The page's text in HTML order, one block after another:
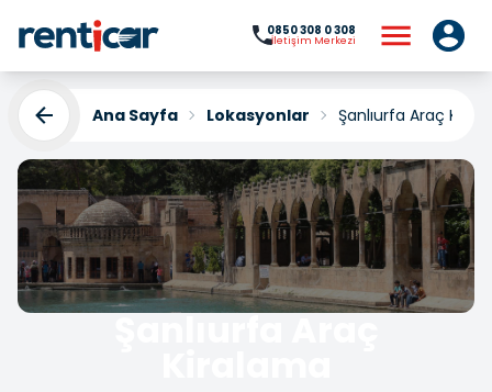
0850 308 0 308
İletişim Merkezi
Ana Sayfa Lokasyonlar Şanlıurfa Araç
Şanlıurfa Araç